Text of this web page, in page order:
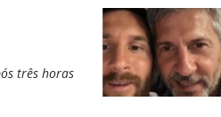
três horas